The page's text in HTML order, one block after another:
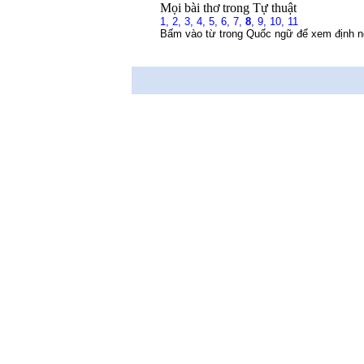
Mọi bài thơ trong Tự thuật
1, 2, 3, 4, 5, 6, 7, 8, 9, 10, 11
Bấm vào từ trong Quốc ngữ để xem định